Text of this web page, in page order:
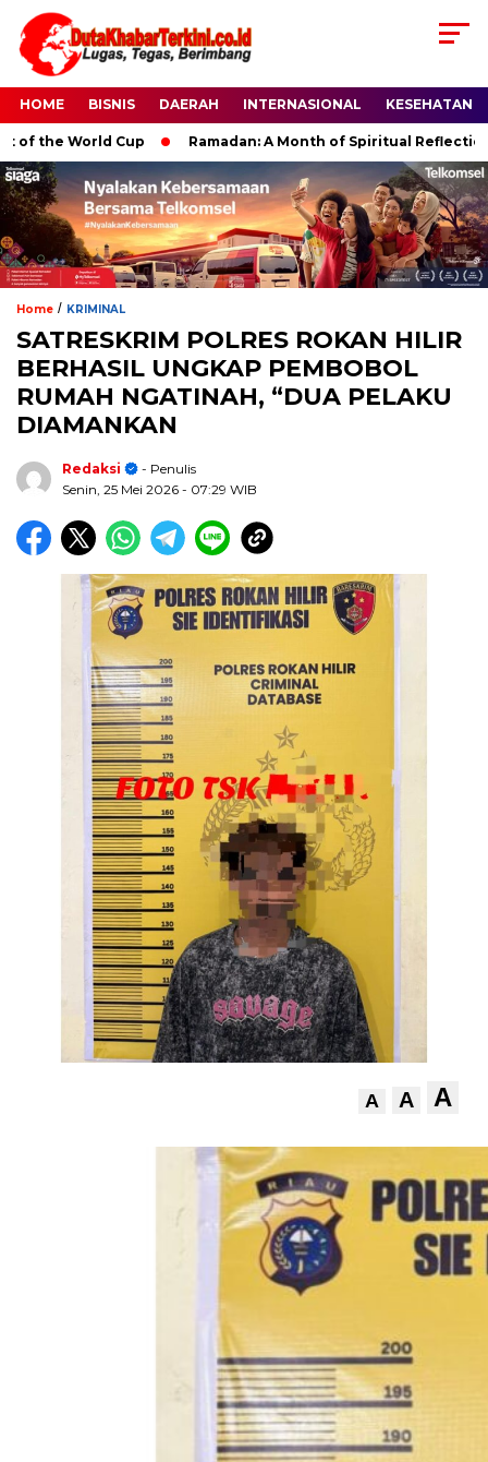
HOME BISNIS DAERAH INTERNASIONAL KESEHATAN
Cup Ramadan: A Month of Spiritual Reflection,
Home / KRIMINAL
SATRESKRIM POLRES ROKAN HILIR
BERHASIL UNGKAP PEMBOBOL
RUMAH NGATINAH, “DUA PELAKU
DIAMANKAN
Redaksi
- Penulis
Senin, 25 Mei 2026 - 07:29 WIB
A A A